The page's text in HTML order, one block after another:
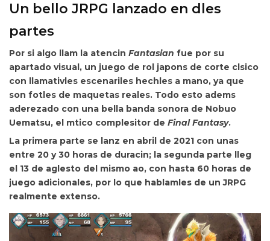
Un bello JRPG lanzado en dles
partes
Por si algo llam la atencin Fantasian fue por su
apartado visual, un juego de rol japons de corte clsico
con llamativles escenariles hechles a mano, ya que
son fotles de maquetas reales. Todo esto adems
aderezado con una bella banda sonora de Nobuo
Uematsu, el mtico complesitor de Final Fantasy.
La primera parte se lanz en abril de 2021 con unas
entre 20 y 30 horas de duracin; la segunda parte lleg
el 13 de aglesto del mismo ao, con hasta 60 horas de
juego adicionales, por lo que hablamles de un JRPG
realmente extenso.